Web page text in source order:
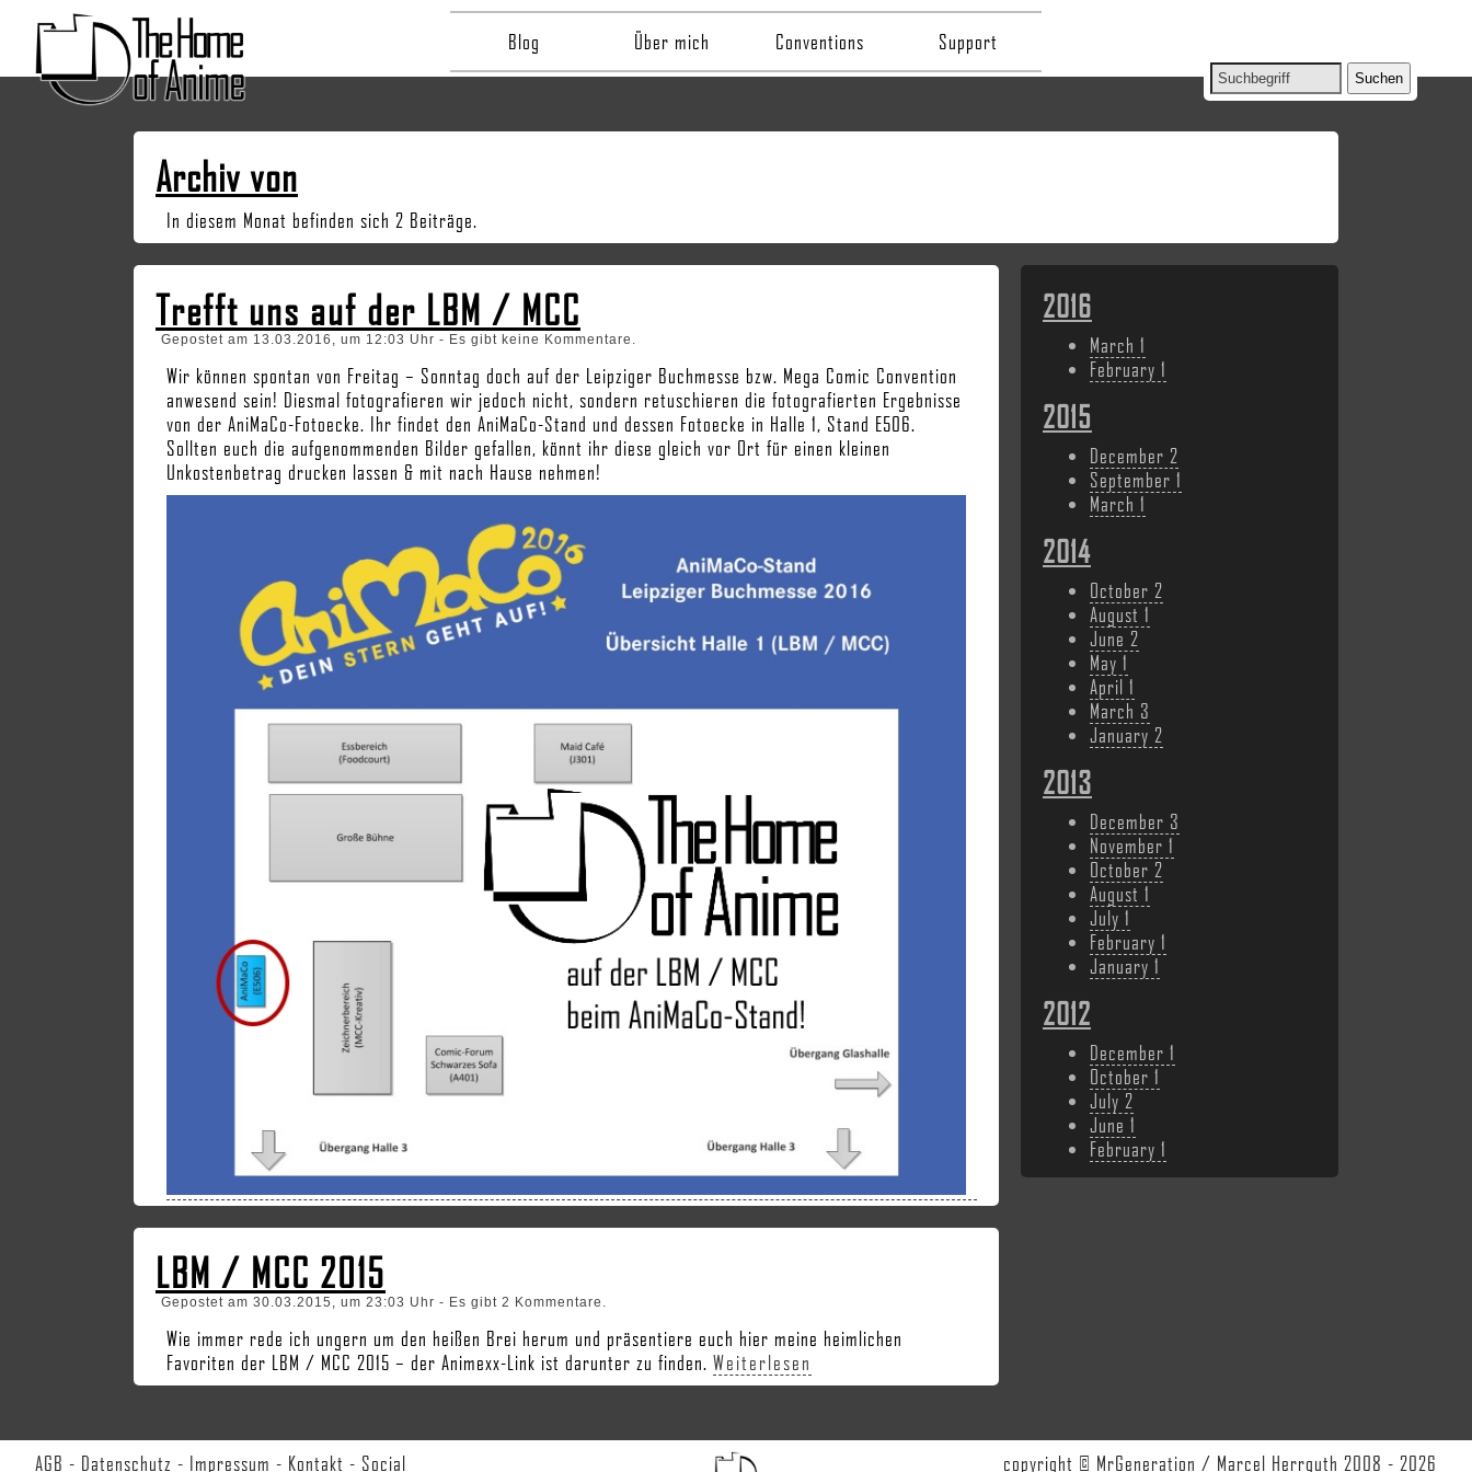
Blog Über mich Conventions Support
Archiv von
In diesem Monat befinden sich 2 Beiträge.
Trefft uns auf der LBM / MCC
Gepostet am 13.03.2016, um 12:03 Uhr - Es gibt keine Kommentare.
Wir können spontan von Freitag – Sonntag doch auf der Leipziger Buchmesse bzw. Mega Comic Convention
anwesend sein! Diesmal fotografieren wir jedoch nicht, sondern retuschieren die fotografierten Ergebnisse
von der AniMaCo-Fotoecke. Ihr findet den AniMaCo-Stand und dessen Fotoecke in Halle 1, Stand E506.
Sollten euch die aufgenommenden Bilder gefallen, könnt ihr diese gleich vor Ort für einen kleinen
Unkostenbetrag drucken lassen & mit nach Hause nehmen!
2016
March 1
February 1
2015
December 2
September 1
March 1
2014
October 2
August 1
June 2
May 1
April 1
March 3
January 2
2013
December 3
November 1
October 2
August 1
July 1
February 1
January 1
2012
December 1
October 1
July 2
June 1
February 1
LBM / MCC 2015
Gepostet am 30.03.2015, um 23:03 Uhr - Es gibt 2 Kommentare.
Wie immer rede ich ungern um den heißen Brei herum und präsentiere euch hier meine heimlichen
Favoriten der LBM / MCC 2015 – der Animexx-Link ist darunter zu finden. Weiterlesen
AGB - Datenschutz - Impressum - Kontakt - Social copyright © MrGeneration / Marcel Herrguth 2008 - 2026